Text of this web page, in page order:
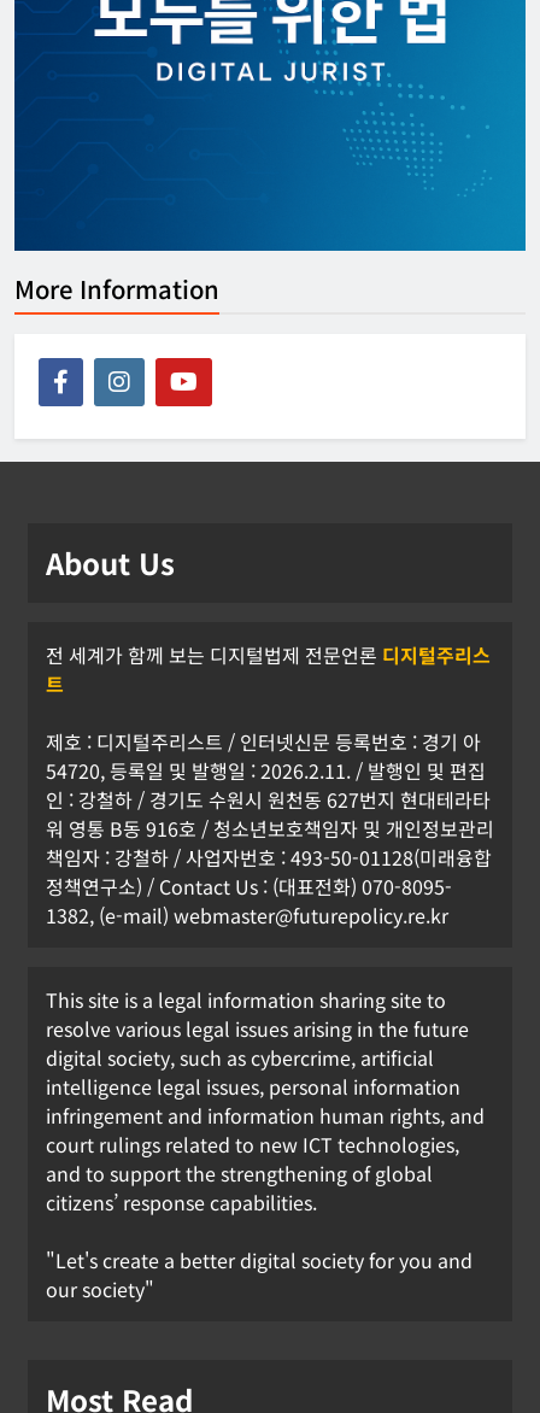
More Information
About Us
전 세계가 함께 보는 디지털법제 전문언론 디지털주리스
트
제호 : 디지털주리스트 / 인터넷신문 등록번호 : 경기 아
54720, 등록일 및 발행일 : 2026.2.11. / 발행인 및 편집
인 : 강철하 / 경기도 수원시 원천동 627번지 현대테라타
워 영통 B동 916호 / 청소년보호책임자 및 개인정보관리
책임자 : 강철하 / 사업자번호 : 493-50-01128(미래융합
정책연구소) / Contact Us : (대표전화) 070-8095-
1382, (e-mail) webmaster@futurepolicy.re.kr
This site is a legal information sharing site to
resolve various legal issues arising in the future
digital society, such as cybercrime, artificial
intelligence legal issues, personal information
infringement and information human rights, and
court rulings related to new ICT technologies,
and to support the strengthening of global
citizens’ response capabilities.
"Let's create a better digital society for you and
our society"
Most Read